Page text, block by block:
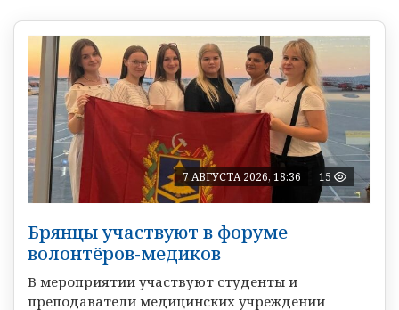
7 АВГУСТА 2026, 18:36 15
Брянцы участвуют в форуме
волонтёров-медиков
В мероприятии участвуют студенты и
преподаватели медицинских учреждений